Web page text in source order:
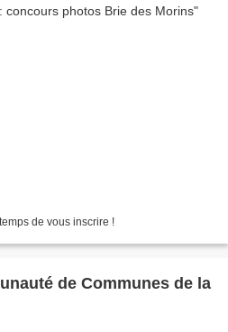
de vous inscrire !
de Communes de la